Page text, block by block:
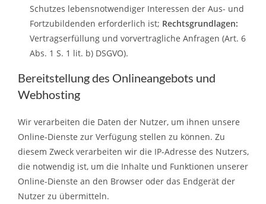
Schutzes lebensnotwendiger Interessen der Aus- und
Fortzubildenden erforderlich ist; Rechtsgrundlagen:
Vertragserfüllung und vorvertragliche Anfragen (Art. 6
Abs. 1 S. 1 lit. b) DSGVO).
Bereitstellung des Onlineangebots und
Webhosting
Wir verarbeiten die Daten der Nutzer, um ihnen unsere
Online-Dienste zur Verfügung stellen zu können. Zu
diesem Zweck verarbeiten wir die IP-Adresse des Nutzers,
die notwendig ist, um die Inhalte und Funktionen unserer
Online-Dienste an den Browser oder das Endgerät der
Nutzer zu übermitteln.